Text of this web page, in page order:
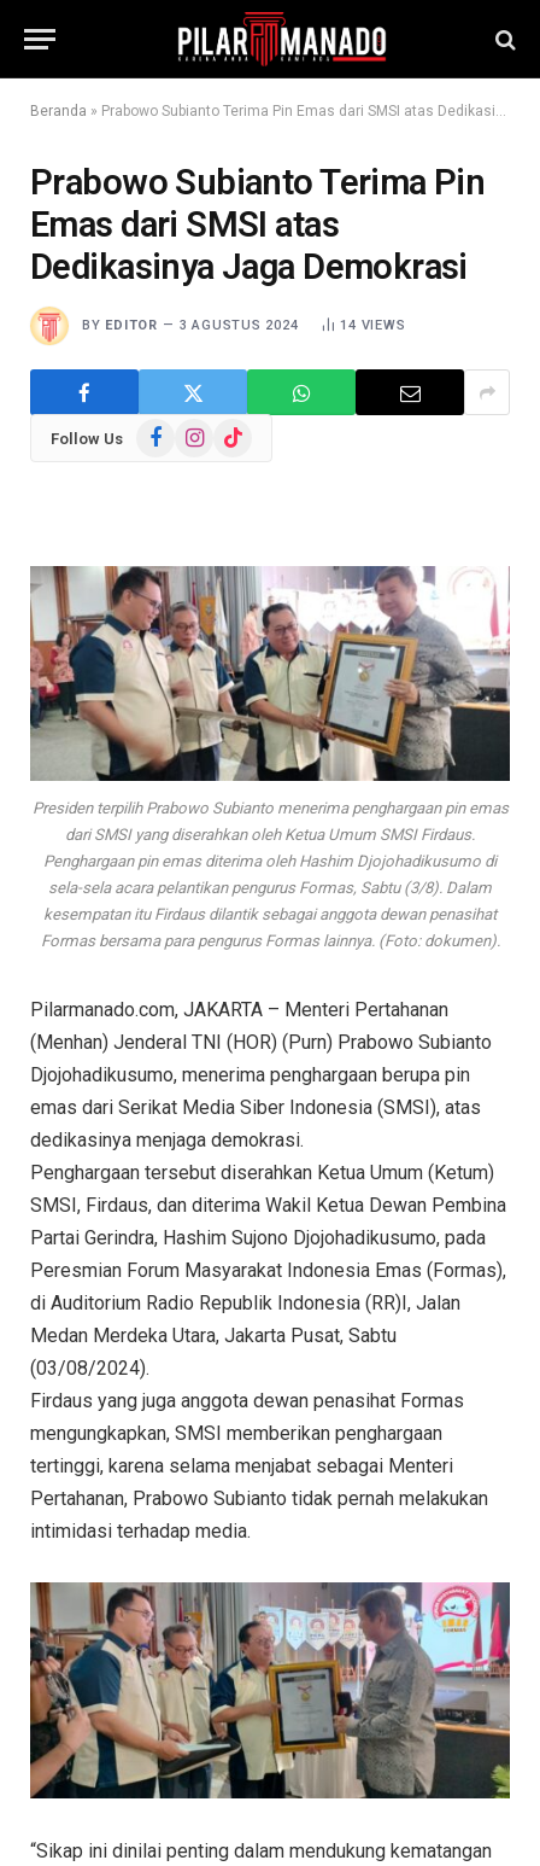
Beranda » Prabowo Subianto Terima Pin Emas dari SMSI atas Dedikasinya Jaga Demokrasi
Prabowo Subianto Terima Pin
Emas dari SMSI atas
Dedikasinya Jaga Demokrasi
BY EDITOR 3 AGUSTUS 2024 14 VIEWS
Follow Us FacebookInstagram
TikTok
Presiden terpilih Prabowo Subianto menerima penghargaan pin emas
dari SMSI yang diserahkan oleh Ketua Umum SMSI Firdaus.
Penghargaan pin emas diterima oleh Hashim Djojohadikusumo di
sela-sela acara pelantikan pengurus Formas, Sabtu (3/8). Dalam
kesempatan itu Firdaus dilantik sebagai anggota dewan penasihat
Formas bersama para pengurus Formas lainnya. (Foto: dokumen).
Pilarmanado.com, JAKARTA – Menteri Pertahanan
(Menhan) Jenderal TNI (HOR) (Purn) Prabowo Subianto
Djojohadikusumo, menerima penghargaan berupa pin
emas dari Serikat Media Siber Indonesia (SMSI), atas
dedikasinya menjaga demokrasi.
Penghargaan tersebut diserahkan Ketua Umum (Ketum)
SMSI, Firdaus, dan diterima Wakil Ketua Dewan Pembina
Partai Gerindra, Hashim Sujono Djojohadikusumo, pada
Peresmian Forum Masyarakat Indonesia Emas (Formas),
di Auditorium Radio Republik Indonesia (RR)I, Jalan
Medan Merdeka Utara, Jakarta Pusat, Sabtu
(03/08/2024).
Firdaus yang juga anggota dewan penasihat Formas
mengungkapkan, SMSI memberikan penghargaan
tertinggi, karena selama menjabat sebagai Menteri
Pertahanan, Prabowo Subianto tidak pernah melakukan
intimidasi terhadap media.
“Sikap ini dinilai penting dalam mendukung kematangan